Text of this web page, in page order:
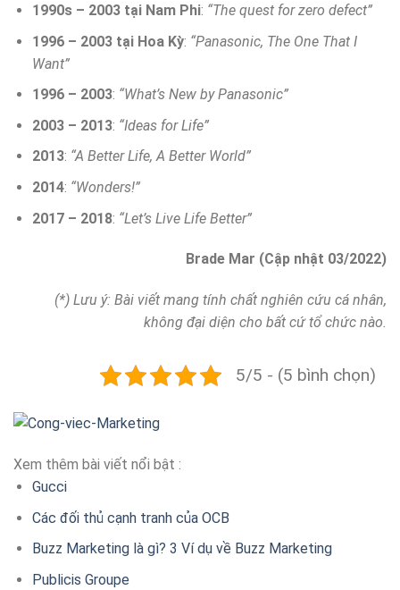
1990s – 2003 tại Nam Phi: “The quest for zero defect”
1996 – 2003 tại Hoa Kỳ: “Panasonic, The One That I
Want”
1996 – 2003: “What’s New by Panasonic”
2003 – 2013: “Ideas for Life”
2013: “A Better Life, A Better World”
2014: “Wonders!”
2017 – 2018: “Let’s Live Life Better”
Brade Mar (Cập nhật 03/2022)
(*) Lưu ý: Bài viết mang tính chất nghiên cứu cá nhân,
không đại diện cho bất cứ tổ chức nào.
5/5 - (5 bình chọn)
Xem thêm bài viết nổi bật :
Gucci
Các đối thủ cạnh tranh của OCB
Buzz Marketing là gì? 3 Ví dụ về Buzz Marketing
Publicis Groupe